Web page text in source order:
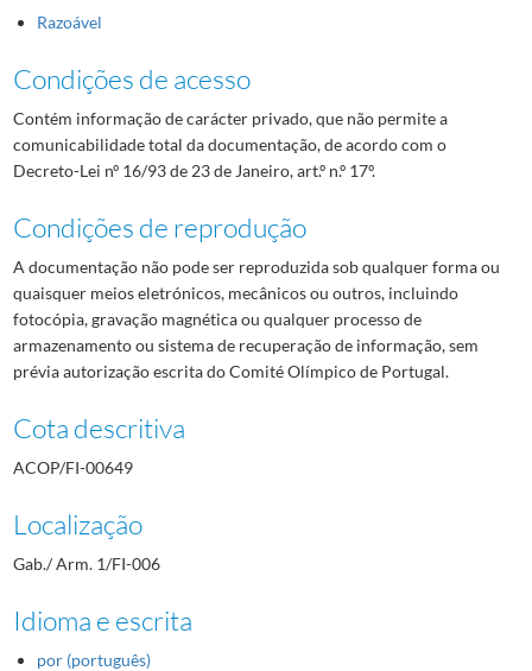
Razoável
Condições de acesso
Contém informação de carácter privado, que não permite a
comunicabilidade total da documentação, de acordo com o
Decreto-Lei nº 16/93 de 23 de Janeiro, art.º n.º 17º.
Condições de reprodução
A documentação não pode ser reproduzida sob qualquer forma ou
quaisquer meios eletrónicos, mecânicos ou outros, incluindo
fotocópia, gravação magnética ou qualquer processo de
armazenamento ou sistema de recuperação de informação, sem
prévia autorização escrita do Comité Olímpico de Portugal.
Cota descritiva
ACOP/FI-00649
Localização
Gab./ Arm. 1/FI-006
Idioma e escrita
por (português)